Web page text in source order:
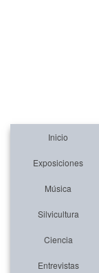
Inicio
Exposiciones
Música
Silvicultura
Ciencia
Entrevistas